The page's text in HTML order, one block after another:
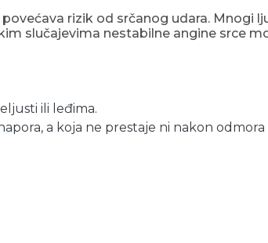
rizik od srčanog udara.
slučajevima nestabilne angine srce
ili leđima.
a koja ne prestaje ni nakon